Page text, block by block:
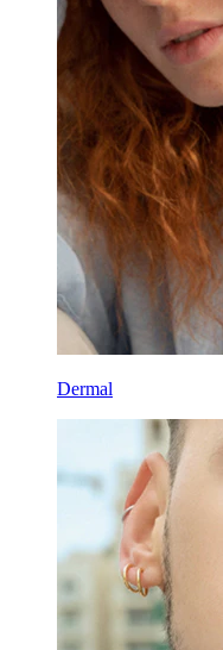
Dermal